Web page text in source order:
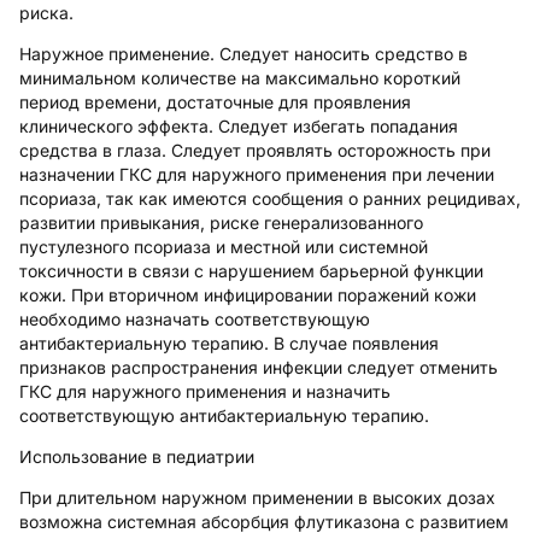
риска.
Наружное применение. Следует наносить средство в
минимальном количестве на максимально короткий
период времени, достаточные для проявления
клинического эффекта. Следует избегать попадания
средства в глаза. Следует проявлять осторожность при
назначении ГКС для наружного применения при лечении
псориаза, так как имеются сообщения о ранних рецидивах,
развитии привыкания, риске генерализованного
пустулезного псориаза и местной или системной
токсичности в связи с нарушением барьерной функции
кожи. При вторичном инфицировании поражений кожи
необходимо назначать соответствующую
антибактериальную терапию. В случае появления
признаков распространения инфекции следует отменить
ГКС для наружного применения и назначить
соответствующую антибактериальную терапию.
Использование в педиатрии
При длительном наружном применении в высоких дозах
возможна системная абсорбция флутиказона с развитием